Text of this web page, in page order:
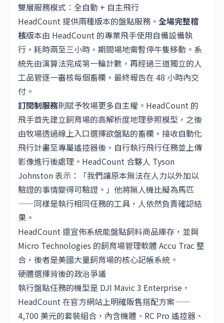
雙層服務模式：全自動 + 自主飛行
HeadCount 提供兩種版本的盤點服務。 全場完整稽
核版本由 HeadCount 的專業飛手使用自備設備執
行，耗時兩至三小時，期間場地需暫停牛隻移動。系
統先由演算法完成第一輪計數，再經過三道獨立的人
工品管逐一審核每個畜欄，最終報告在 48 小時內交
付。
訂閱制服務則賦予牧場更多自主權。HeadCount 的
飛手首先建立飼育場的高解析度地理參照模型，之後
由牧場透過線上入口選擇欲盤點的畜欄，接收自動化
飛行計畫至專屬遙控器後，自行執行飛行任務並上傳
影像進行後處理。HeadCount 合夥人 Tyson
Johnston 表示：「我們讓原本無法在人力以外加以
驗證的事情變得可驗證。」他將無人機比擬為馬匹
——同樣是執行相同任務的工具，人依然負責確認結
果。
HeadCount 還宣佈系統能盤點飼料商品庫存，並與
Micro Technologies 的飼育場管理軟體 Accu Trac 整
合，後者是美國大量飼育場的核心記帳系統。
硬體選擇背後的政治爭議
執行盤點任務的機型是 DJI Mavic 3 Enterprise，
HeadCount 在官方網站上明確販售搭配方案——
4,700 美元的套裝組合，內含機體、RC Pro 遙控器、